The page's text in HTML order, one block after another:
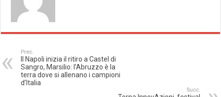
Prec.
Il Napoli inizia il ritiro a Castel di
Sangro, Marsilio: l’Abruzzo è la
terra dove si allenano i campioni
d’Italia
Succ.